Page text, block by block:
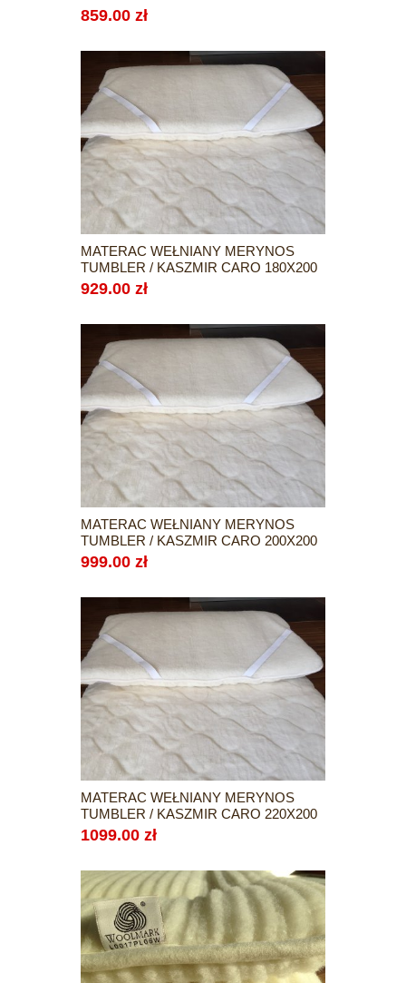
859.00 zł
MATERAC WEŁNIANY MERYNOS
TUMBLER / KASZMIR CARO 180X200
929.00 zł
MATERAC WEŁNIANY MERYNOS
TUMBLER / KASZMIR CARO 200X200
999.00 zł
MATERAC WEŁNIANY MERYNOS
TUMBLER / KASZMIR CARO 220X200
1099.00 zł